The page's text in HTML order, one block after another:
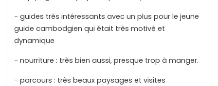
- guides très intéressants avec un plus pour le jeune
guide cambodgien qui était très motivé et
dynamique
- nourriture : très bien aussi, presque trop à manger.
- parcours : très beaux paysages et visites